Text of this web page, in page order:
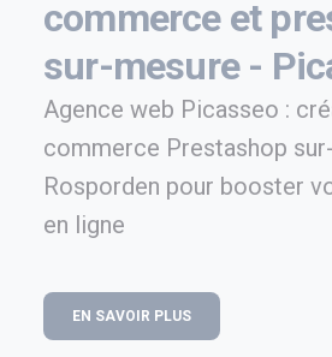
commerce et
sur-mesure -
Agence web Picasseo :
commerce Prestashop
Rosporden pour booster
en ligne
EN SAVOIR PLUS